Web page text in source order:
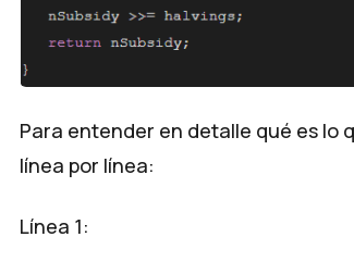
Para entender en detalle qué es lo
línea por línea:
Línea 1: